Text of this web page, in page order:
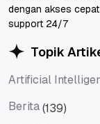
dengan akses
support 24/7
Topik
Artificial
Berita(139)